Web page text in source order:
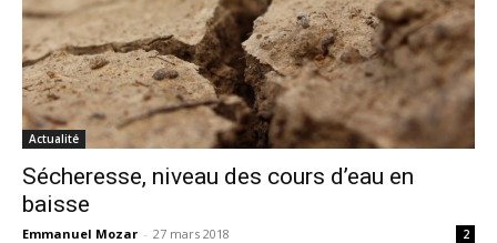
Actualité
Sécheresse, niveau des cours d’eau en
baisse
Emmanuel Mozar - 27 mars 2018 2